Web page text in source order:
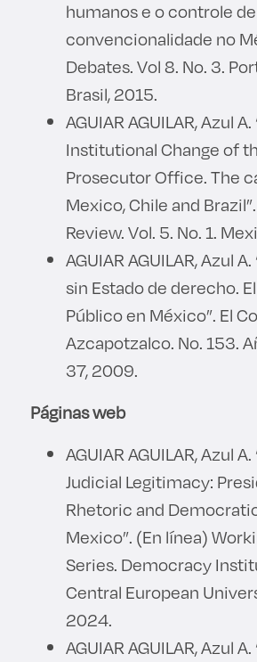
humanos e o controle de
convencionalidade no
Debates. Vol 8. No. 3.
Brasil, 2015.
AGUIAR AGUILAR, Azul A.
Institutional Change of
Prosecutor Office. The
Mexico, Chile and
Review. Vol. 5. No. 1.
AGUIAR AGUILAR, Azul
sin Estado de derecho.
Público en México”. El
Azcapotzalco. No. 153.
37, 2009.
Páginas web
AGUIAR AGUILAR, Azul
Judicial Legitimacy:
Rhetoric and
Mexico”. (En línea)
Series. Democracy
Central European
2024.
AGUIAR AGUILAR, Azul